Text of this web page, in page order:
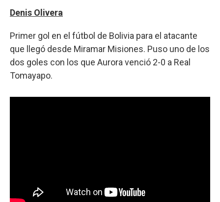
Denis Olivera
Primer gol en el fútbol de Bolivia para el atacante
que llegó desde Miramar Misiones. Puso uno de los
dos goles con los que Aurora venció 2-0 a Real
Tomayapo.